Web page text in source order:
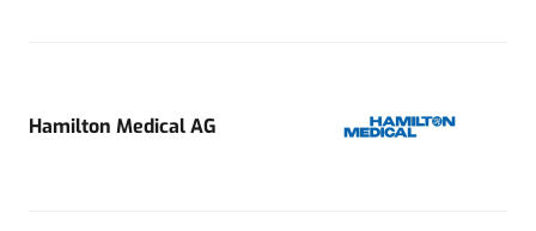
Hamilton Medical AG